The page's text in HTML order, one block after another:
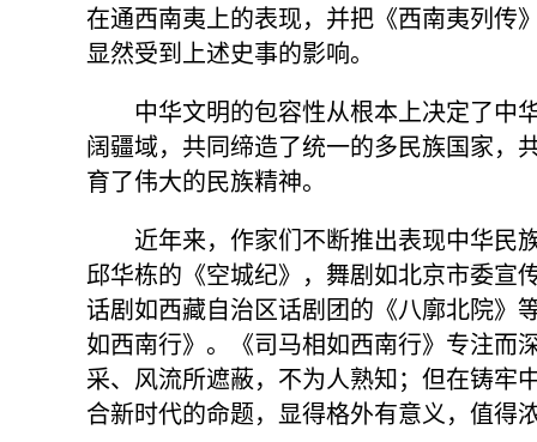
在通西南夷上的表现，并把《西南夷列传
显然受到上述史事的影响。
中华文明的包容性从根本上决定了中
阔疆域，共同缔造了统一的多民族国家，
育了伟大的民族精神。
近年来，作家们不断推出表现中华民
邱华栋的《空城纪》，舞剧如北京市委宣
话剧如西藏自治区话剧团的《八廓北院》
如西南行》。《司马相如西南行》专注而
采、风流所遮蔽，不为人熟知；但在铸牢
合新时代的命题，显得格外有意义，值得